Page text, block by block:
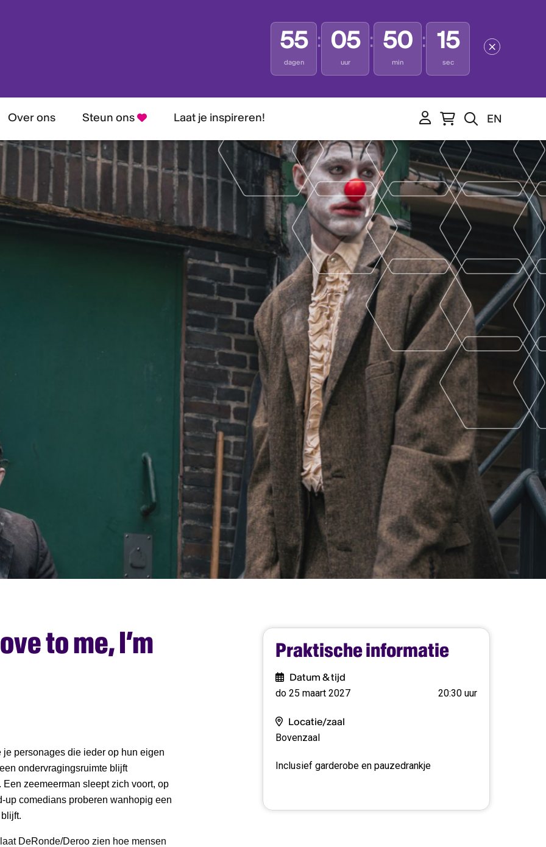
55
dagen
: 05
uur
: 50
min
: 13
sec
Over ons Steun ons Laat je inspireren! EN
to me, I’m
personages die ieder op hun eigen
ondervragingsruimte blijft
zeemeerman sleept zich voort, op
up comedians proberen wanhopig een
DeRonde/Deroo zien hoe mensen
Praktische informatie
Datum & tijd
do 25 maart 2027 20:30 uur
Locatie/zaal
Bovenzaal
Inclusief garderobe en pauzedrankje